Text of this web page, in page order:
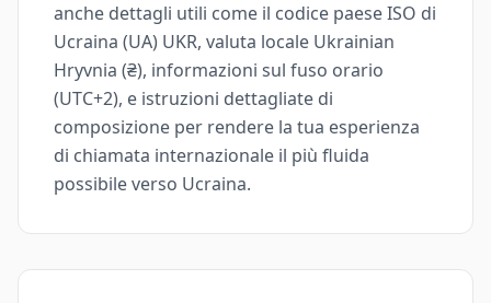
anche dettagli utili come il codice paese ISO di
Ucraina (UA) UKR, valuta locale Ukrainian
Hryvnia (₴), informazioni sul fuso orario
(UTC+2), e istruzioni dettagliate di
composizione per rendere la tua esperienza
di chiamata internazionale il più fluida
possibile verso Ucraina.